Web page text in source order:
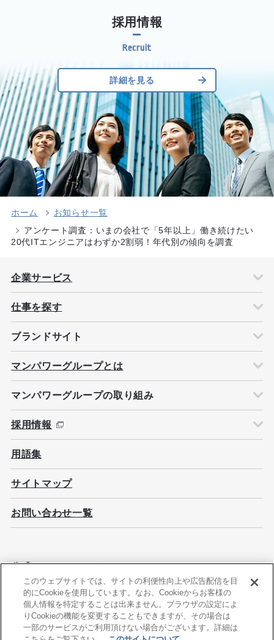
採用情報
詳細を見る
ホーム
お知らせ一覧
アンケート調査：いまの会社で「5年以上」働き続けたい
20代ITエンジニアはわずか2割弱！年代別の傾向を調査
企業サービス
仕事を探す
ブランドサイト
マンパワーグループとは
マンパワーグループの取り組み
採用情報
用語集
サイトマップ
お問い合わせ一覧
公式ソーシャルメディア
このサイトについて
情報セキュリティ基本方針
このウェブサイトでは、サイトの利便性向上や広告配信を目
的にCookieを使用しています。なお、Cookieからお客様の
個人情報を特定することは出来ません。ブラウザの設定によ
りCookieの機能を変更することもできますが、その場合は
一部のサービスがご利用頂けない場合がございます。詳細は